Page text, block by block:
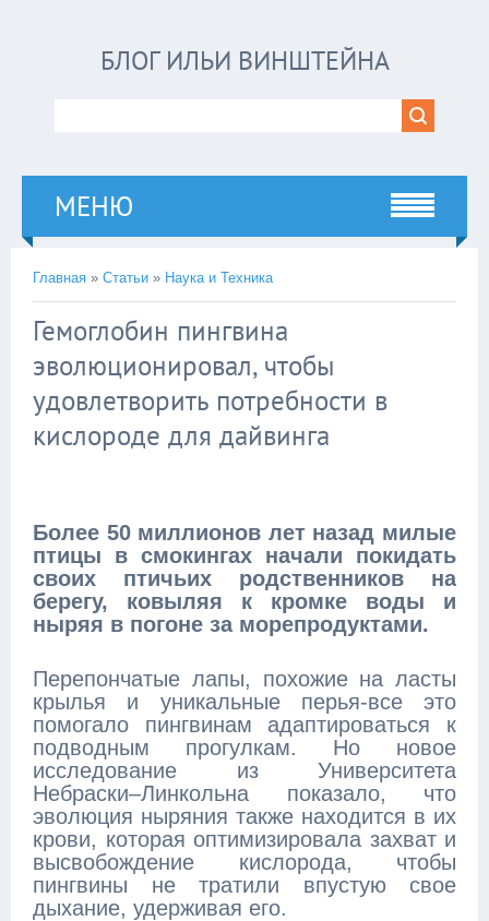
БЛОГ ИЛЬИ ВИНШТЕЙНА
МЕНЮ
Главная » Статьи » Наука и Техника
Гемоглобин пингвина
эволюционировал, чтобы
удовлетворить потребности в
кислороде для дайвинга
Более 50 миллионов лет назад милые
птицы в смокингах начали покидать
своих птичьих родственников на
берегу, ковыляя к кромке воды и
ныряя в погоне за морепродуктами.
Перепончатые лапы, похожие на ласты
крылья и уникальные перья-все это
помогало пингвинам адаптироваться к
подводным прогулкам. Но новое
исследование из Университета
Небраски–Линкольна показало, что
эволюция ныряния также находится в их
крови, которая оптимизировала захват и
высвобождение кислорода, чтобы
пингвины не тратили впустую свое
дыхание, удерживая его.